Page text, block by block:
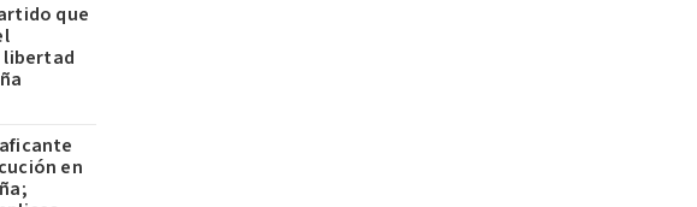
que
libertad
en